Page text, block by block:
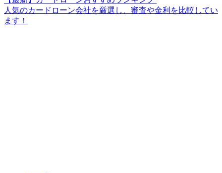
人気のカードローン会社を厳選し、審査や金利を比較してい
ます！